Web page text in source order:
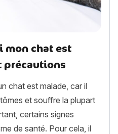
mon chat est
précautions
chat est malade, car il
et souffre la plupart
certains signes
de santé. Pour cela, il